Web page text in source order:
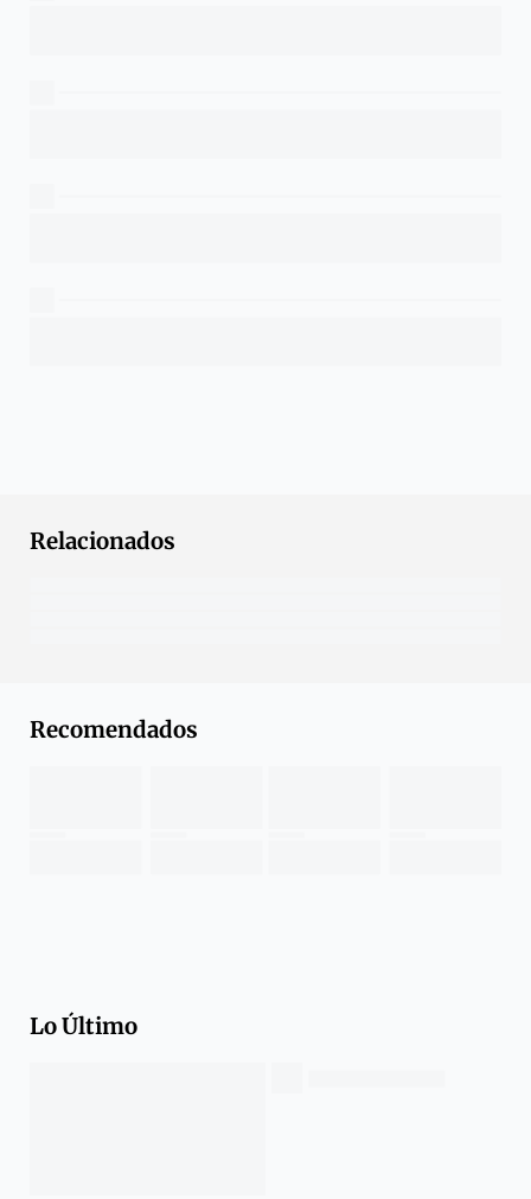
Relacionados
Recomendados
Lo Último